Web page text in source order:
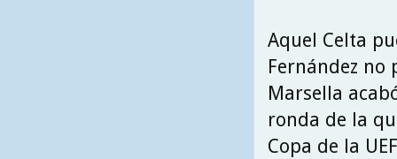
Aquel Celta
Fernández no
Marsella
ronda de la
Copa de la